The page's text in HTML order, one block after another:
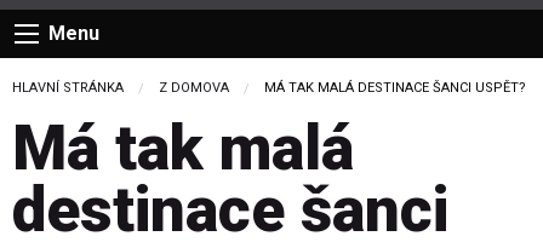
Menu
HLAVNÍ STRÁNKA Z DOMOVA CURRENT:
MÁ TAK MALÁ DESTINACE ŠANCI USPĚT?
Má tak malá
destinace šanci